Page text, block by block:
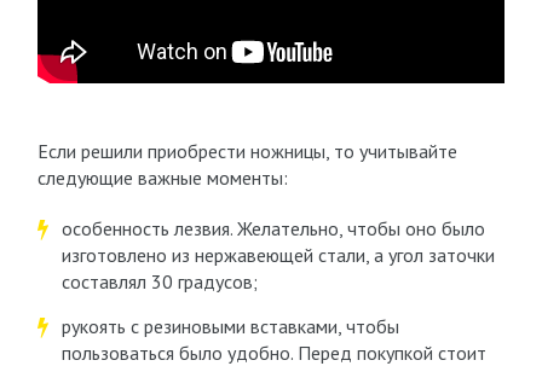
Если решили приобрести ножницы, то учитывайте
следующие важные моменты:
особенность лезвия. Желательно, чтобы оно было
изготовлено из нержавеющей стали, а угол заточки
составлял 30 градусов;
рукоять с резиновыми вставками, чтобы
пользоваться было удобно. Перед покупкой стоит